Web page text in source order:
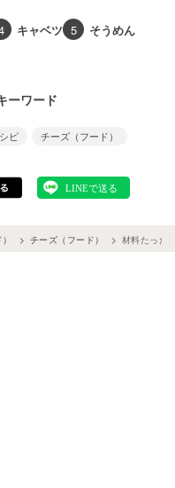
キャベツ 5 そうめん
ーワード
ピ チーズ（フード）
チーズ（フード） 材料たった